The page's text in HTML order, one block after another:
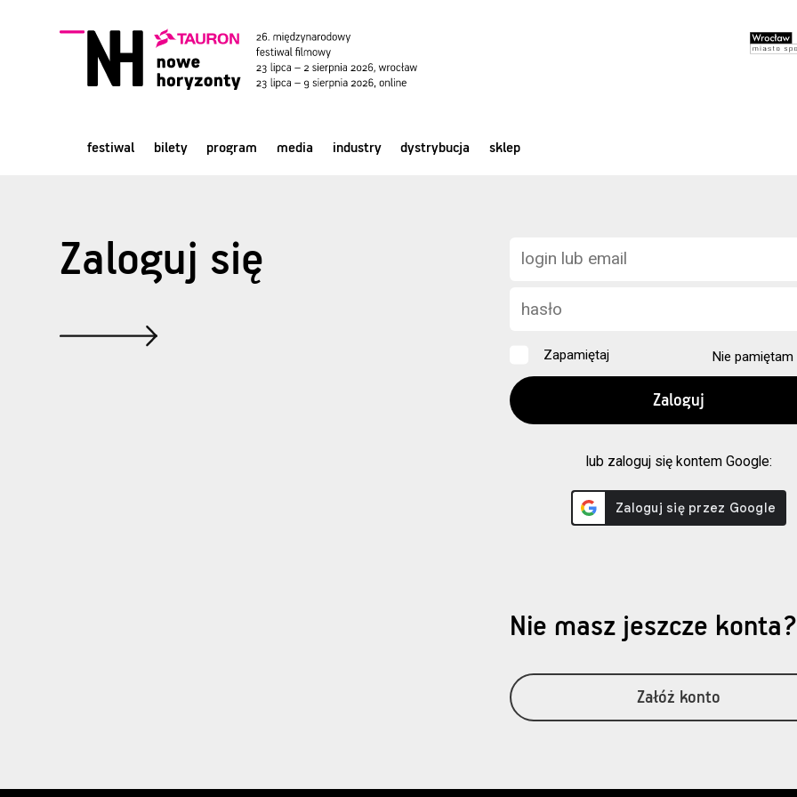
festiwal bilety program media industry dystrybucja sklep
Zaloguj się
Zapamiętaj Nie pamiętam
lub zaloguj się kontem Google:
Nie masz jeszcze konta?
Załóż konto